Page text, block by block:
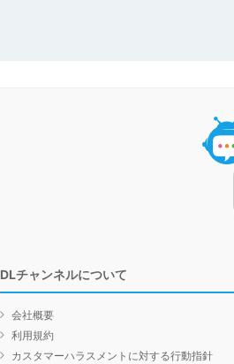
DLチャンネルについて
会社概要
利用規約
カスタマーハラスメントに対する行動指針